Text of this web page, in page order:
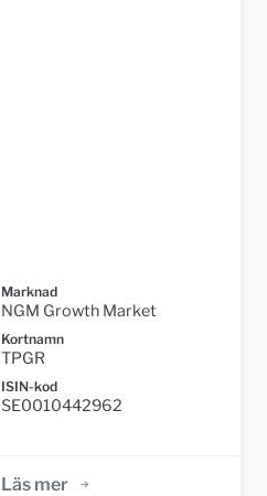
Marknad
NGM Growth Market
Kortnamn
TPGR
ISIN-kod
SE0010442962
Läs mer